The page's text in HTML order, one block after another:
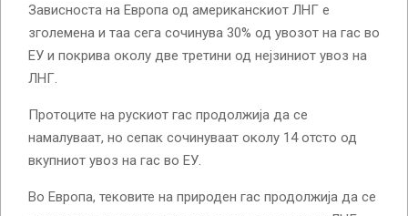
Зависноста на Европа од американскиот ЛНГ е
зголемена и таа сега сочинува 30% од увозот на гас во
ЕУ и покрива околу две третини од нејзиниот увоз на
ЛНГ.
Протоците на рускиот гас продолжија да се
намалуваат, но сепак сочинуваат околу 14 отсто од
вкупниот увоз на гас во ЕУ.
Во Европа, тековите на природен гас продолжија да се